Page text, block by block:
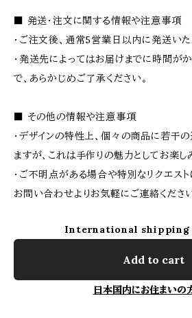
■ 発送・注文に関する情報や注意事項
・ご注文後、通常5営業日以内に発送いた
・発送先によってはお届けまでに時間が
で、あらかじめご了承ください。
■ その他の情報や注意事項
・デザインの特性上、個々の商品に若干
ますが、これは手作りの魅力としてお楽し
・ご不明点がある場合や特別なリクエスト
お問い合わせよりお気軽にご連絡ください
International shipping
Add to cart
日本国内にお住まいの